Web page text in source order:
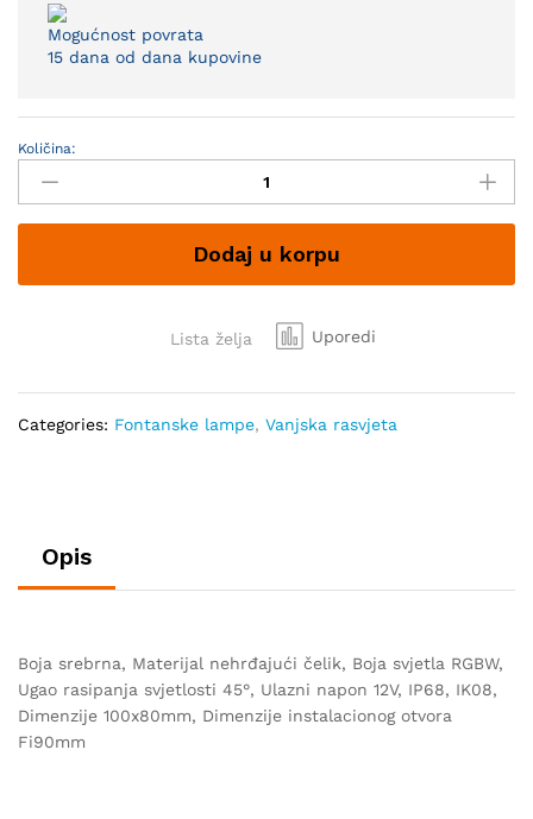
Mogućnost povrata
15 dana od dana kupovine
Vrtna
lampa
LED
za
Phelps
quantity
Količina:
Dodaj u korpu
Lista želja Uporedi
Categories: Fontanske lampe, Vanjska rasvjeta
Opis
Boja srebrna, Materijal nehrđajući čelik, Boja svjetla RGBW,
Ugao rasipanja svjetlosti 45°, Ulazni napon 12V, IP68, IK08,
Dimenzije 100x80mm, Dimenzije instalacionog otvora
Fi90mm